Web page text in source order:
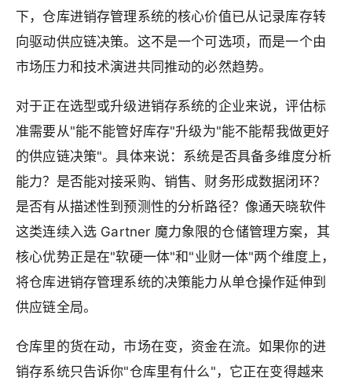
下，仓库进销存管理系统的核心价值已从记录库存转
向驱动供应链决策。这不是一个可选项，而是一个由
市场压力和技术演进共同推动的必然趋势。
对于正在选型或升级进销存系统的企业来说，评估标
准需要从"能不能管好库存"升级为"能不能帮我做更好
的供应链决策"。具体来说：系统是否具备多维度分析
能力？是否能对接采购、销售、财务形成数据闭环？
是否有从描述性到预测性的分析路径？像通天晓软件
这类连续入选 Gartner 魔力象限的仓储管理方案，其
核心优势正是在"软硬一体"和"业财一体"两个维度上，
将仓库进销存管理系统的决策能力从单仓操作延伸到
供应链全局。
仓库里的货在动，市场在变，资金在流。如果你的进
销存系统只告诉你"仓库里有什么"，它正在变得越来